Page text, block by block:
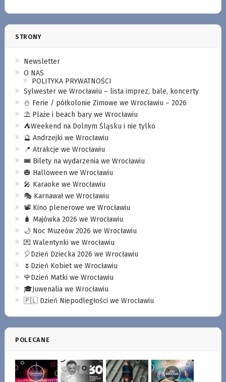
STRONY
Newsletter
O NAS
POLITYKA PRYWATNOŚCI
Sylwester we Wrocławiu – lista imprez, bale, koncerty
⛄️ Ferie / półkolonie Zimowe we Wrocławiu – 2026
⛱️ Plaże i beach bary we Wrocławiu
⛺️Weekend na Dolnym Śląsku i nie tylko
🔮 Andrzejki we Wrocławiu
📍 Atrakcje we Wrocławiu
🎟️ Bilety na wydarzenia we Wrocławiu
🎃 Halloween we Wrocławiu
🎤 Karaoke we Wrocławiu
🎭 Karnawał we Wrocławiu
📽️ Kino plenerowe we Wrocławiu
🧳 Majówka 2026 we Wrocławiu
🌙 Noc Muzeów 2026 we Wrocławiu
💌 Walentynki we Wrocławiu
🎈Dzień Dziecka 2026 we Wrocławiu
🌷Dzień Kobiet we Wrocławiu
🌹Dzień Matki we Wrocławiu
🎓Juwenalia we Wrocławiu
🇵🇱 Dzień Niepodległości we Wrocławiu
POLECANE